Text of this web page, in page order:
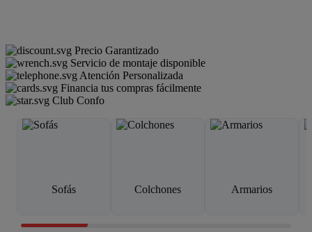
Precio Garantizado
Servicio de montaje disponible
Atención Personalizada
Financia tus compras fácilmente
Club Confo
Sofás Colchones Armarios